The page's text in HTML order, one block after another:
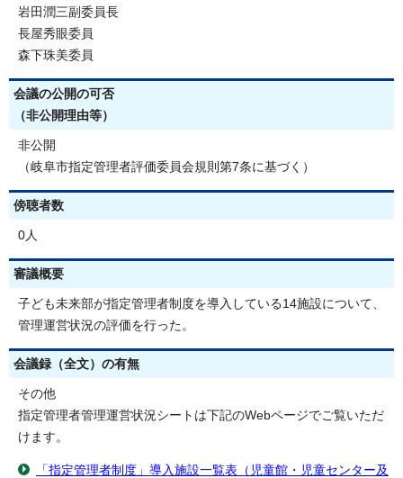
岩田潤三副委員長
長屋秀眼委員
森下珠美委員
会議の公開の可否
（非公開理由等）
非公開
（岐阜市指定管理者評価委員会規則第7条に基づく）
傍聴者数
0人
審議概要
子ども未来部が指定管理者制度を導入している14施設について、
管理運営状況の評価を行った。
会議録（全文）の有無
その他
指定管理者管理運営状況シートは下記のWebページでご覧いただ
けます。
「指定管理者制度」導入施設一覧表（児童館・児童センター及